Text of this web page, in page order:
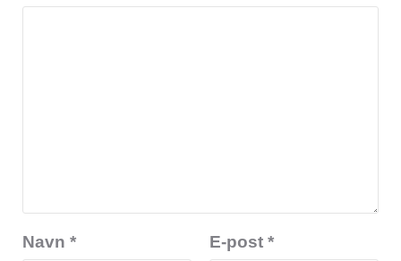
Navn * E-post *